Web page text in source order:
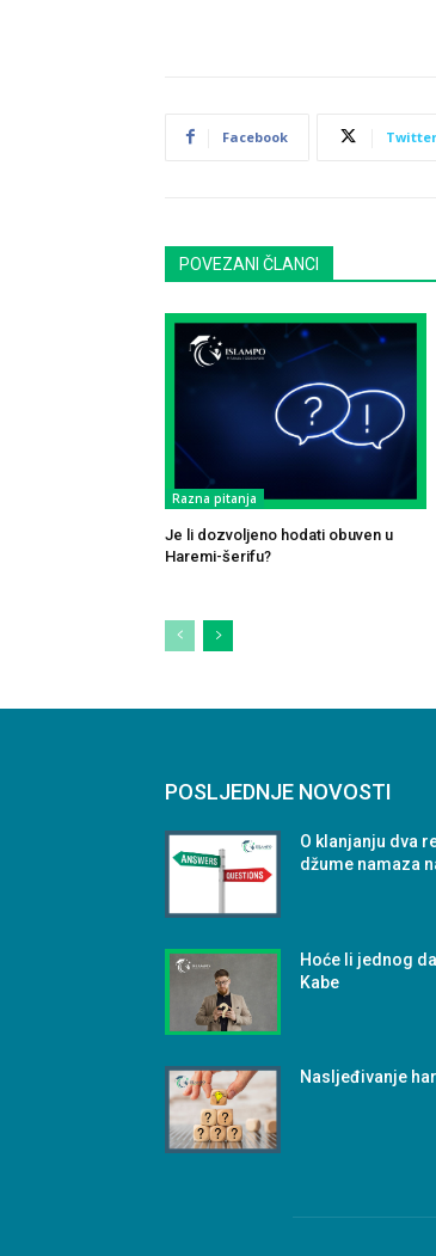
Facebook Twitter
POVEZANI ČLANCI
Razna pitanja
Je li dozvoljeno hodati obuven u
Haremi-šerifu?
POSLJEDNJE NOVOSTI
O klanjanju dva
džume namaza
Hoće li jednog
Kabe
Nasljeđivanje